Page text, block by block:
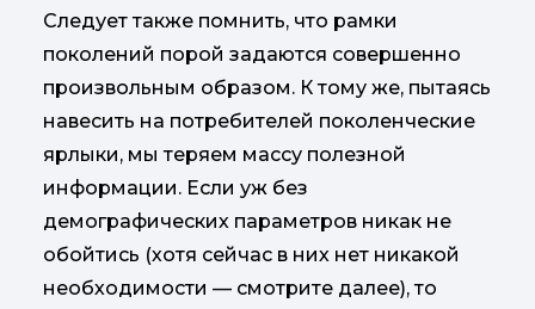
Следует также помнить, что рамки
поколений порой задаются совершенно
произвольным образом. К тому же, пытаясь
навесить на потребителей поколенческие
ярлыки, мы теряем массу полезной
информации. Если уж без
демографических параметров никак не
обойтись (хотя сейчас в них нет никакой
необходимости — смотрите далее), то